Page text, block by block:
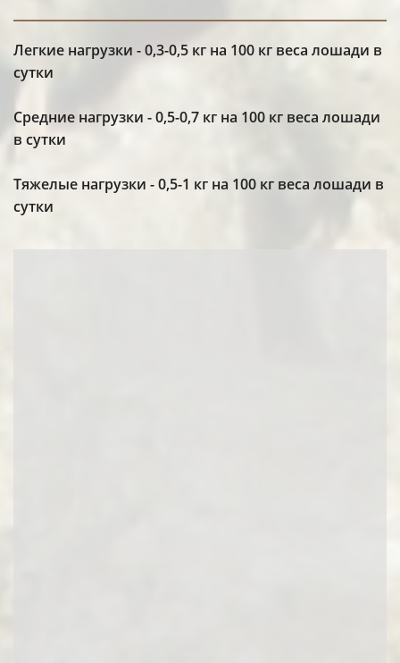
Легкие нагрузки - 0,3-0,5 кг на 100 кг веса лошади в
сутки
Средние нагрузки - 0,5-0,7 кг на 100 кг веса лошади
в сутки
Тяжелые нагрузки - 0,5-1 кг на 100 кг веса лошади в
сутки